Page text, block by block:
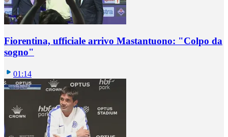
Fiorentina, ufficiale arrivo Mastantuono: "Colpo da
sogno"
01:14